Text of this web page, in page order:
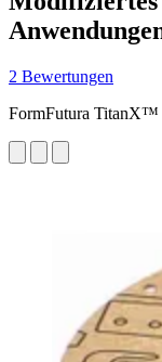
2 Bewertungen
FormFutura TitanX™